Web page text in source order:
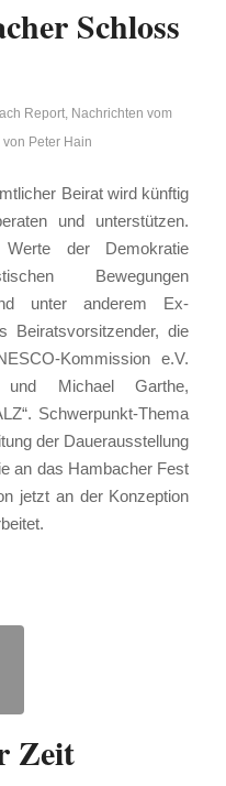
Schloss
Report, Nachrichten vom
von Peter Hain
Beirat wird künftig
und unterstützen.
der Demokratie
Bewegungen
unter anderem Ex-
Beiratsvorsitzender, die
Kommission e.V.
Michael Garthe,
Schwerpunkt-Thema
der Dauerausstellung
an das Hambacher Fest
jetzt an der Konzeption
Zeit